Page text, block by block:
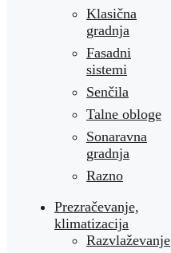
Klasična
gradnja
Fasadni
sistemi
Senčila
Talne obloge
Sonaravna
gradnja
Razno
Prezračevanje,
klimatizacija
Razvlaževanje